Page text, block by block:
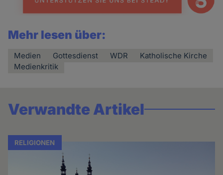
Mehr lesen über:
Medien Gottesdienst WDR
Katholische Kirche
Medienkritik
Verwandte Artikel
RELIGIONEN